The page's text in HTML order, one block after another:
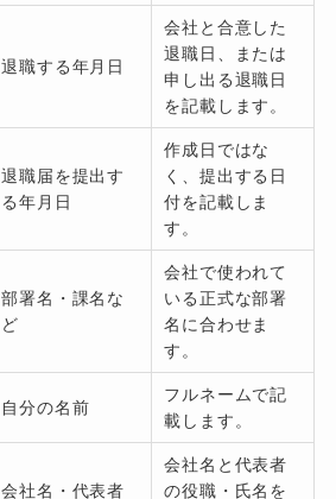
退職する年月日
会社と合意した
退職日、または
申し出る退職日
を記載します。
退職届を提出す
る年月日
作成日ではな
く、提出する日
付を記載しま
す。
部署名・課名な
ど
会社で使われて
いる正式な部署
名に合わせま
す。
自分の名前
フルネームで記
載します。
会社名・代表者
会社名と代表者
の役職・氏名を